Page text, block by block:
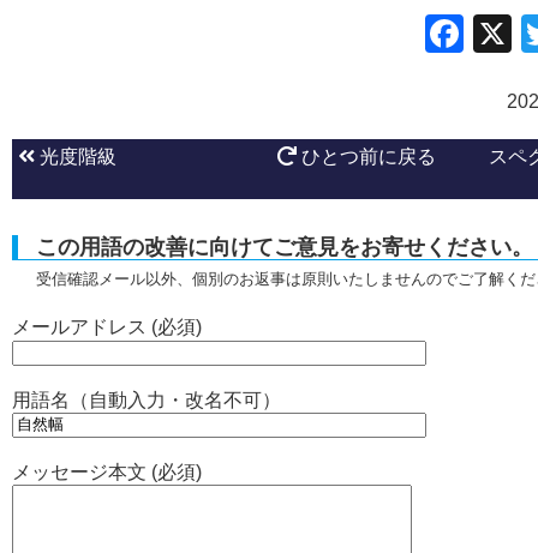
光度階級 ひとつ前に戻る スペ
この用語の改善に向けてご意見をお寄せください。
受信確認メール以外、個別のお返事は原則いたしませんのでご了解く
メールアドレス (必須)
用語名（自動入力・改名不可）
メッセージ本文 (必須)